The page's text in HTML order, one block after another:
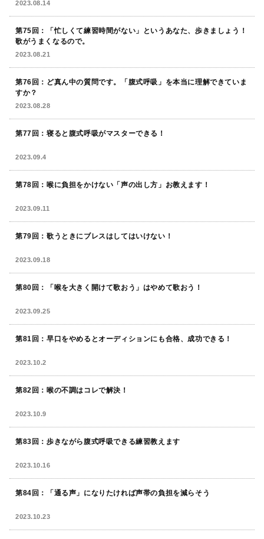
2023.08.14
第75回：「忙しくて練習時間がない」というあなた、歩きましょう！
歌がうまくなるので。
2023.08.21
第76回：ど真ん中の質問です。「腹式呼吸」を本当に理解できていま
すか？
2023.08.28
第77回：寝ると腹式呼吸がマスターできる！
2023.09.4
第78回：喉に負担をかけない「声の出し方」お教えます！
2023.09.11
第79回：歌うときにブレスはしてはいけない！
2023.09.18
第80回：「喉を大きく開けて歌おう」はやめて歌おう！
2023.09.25
第81回：早口をやめるとオーディションにも合格、成功できる！
2023.10.2
第82回：喉の不調はコレで解決！
2023.10.9
第83回：歩きながら腹式呼吸できる練習教えます
2023.10.16
第84回：「通る声」になりたければ声帯の負担を減らそう
2023.10.23